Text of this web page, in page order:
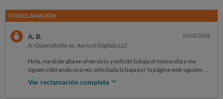
TU RECLAMACIÓN
A. B.
A: QuieroRollo.es. Apricot Digitals LLC
15/01/2026
Hola, me di de alta en el servicio y solicité la baja el mismo día y me
siguen cobrando una vez solicitada la baja por la página web siguiendo
los pasos. También he escrito correo pero no devuelven respuesta ni
me dan de baja. Es un engaño y solicito devolución del importe
Ver reclamación completa